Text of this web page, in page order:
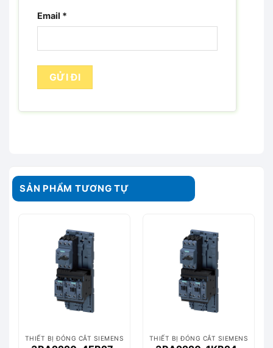
Email *
SẢN PHẨM TƯƠNG TỰ
THIẾT BỊ ĐÓNG CẮT SIEMENS THIẾT BỊ ĐÓNG CẮT SIEMENS